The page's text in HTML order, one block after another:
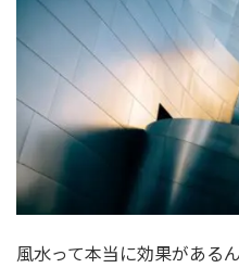
風水って本当に効果がある